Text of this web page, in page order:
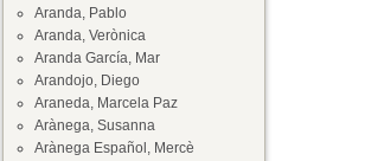
Aranda, Pablo
Aranda, Verònica
Aranda García, Mar
Arandojo, Diego
Araneda, Marcela Paz
Arànega, Susanna
Arànega Español, Mercè